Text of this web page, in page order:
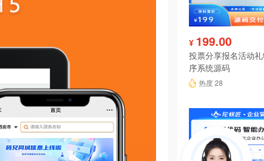
¥ 199.00
投票分享报名活动
序系统源码
热度 28